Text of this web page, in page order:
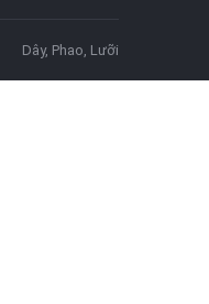
Dây, Phao, Lưỡi